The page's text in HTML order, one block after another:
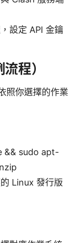
設定 API 金鑰
程）
照你選擇的作業
&& sudo apt-
Linux 發行版